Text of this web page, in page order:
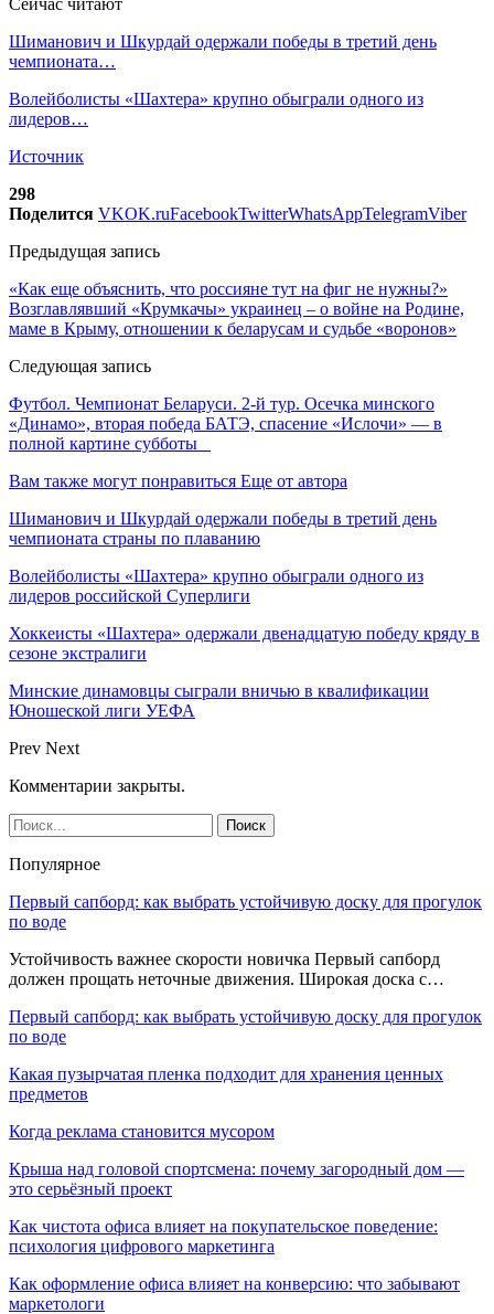
Шиманович и Шкурдай одержали победы в третий день
чемпионата…
Волейболисты «Шахтера» крупно обыграли одного из
лидеров…
Источник
298
Поделится VKOK.ruFacebookTwitterWhatsAppTelegramViber
Предыдущая запись
«Как еще объяснить, что россияне тут на фиг не нужны?»
Возглавлявший «Крумкачы» украинец – о войне на Родине,
маме в Крыму, отношении к беларусам и судьбе «воронов»
Следующая запись
Футбол. Чемпионат Беларуси. 2-й тур. Осечка минского
«Динамо», вторая победа БАТЭ, спасение «Ислочи» — в
полной картине субботы
Вам также могут понравиться Еще от автора
Шиманович и Шкурдай одержали победы в третий день
чемпионата страны по плаванию
Волейболисты «Шахтера» крупно обыграли одного из
лидеров российской Суперлиги
Хоккеисты «Шахтера» одержали двенадцатую победу кряду в
сезоне экстралиги
Минские динамовцы сыграли вничью в квалификации
Юношеской лиги УЕФА
Prev Next
Комментарии закрыты.
Популярное
Первый сапборд: как выбрать устойчивую доску для прогулок
по воде
Устойчивость важнее скорости новичка Первый сапборд
должен прощать неточные движения. Широкая доска с…
Первый сапборд: как выбрать устойчивую доску для прогулок
по воде
Какая пузырчатая пленка подходит для хранения ценных
предметов
Когда реклама становится мусором
Крыша над головой спортсмена: почему загородный дом —
это серьёзный проект
Как чистота офиса влияет на покупательское поведение:
психология цифрового маркетинга
Как оформление офиса влияет на конверсию: что забывают
маркетологи